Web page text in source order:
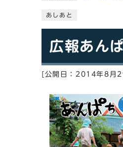
あしあと
広報あん
[公開日：2014年8月